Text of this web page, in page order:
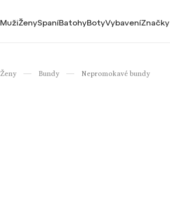
MužiŽenySpaníBatohyBotyVybaveníZnačky
Ženy / Bundy / Nepromokavé bundy